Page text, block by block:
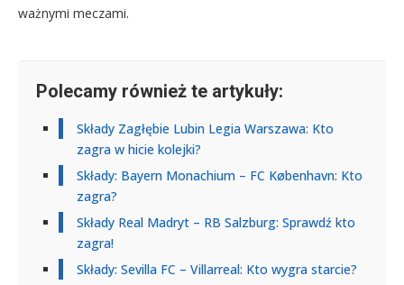
ważnymi meczami.
Polecamy również te artykuły:
Składy Zagłębie Lubin Legia Warszawa: Kto
zagra w hicie kolejki?
Składy: Bayern Monachium – FC København: Kto
zagra?
Składy Real Madryt – RB Salzburg: Sprawdź kto
zagra!
Składy: Sevilla FC – Villarreal: Kto wygra starcie?